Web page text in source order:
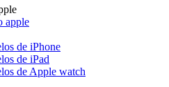
apple
de iPhone
de iPad
de Apple watch